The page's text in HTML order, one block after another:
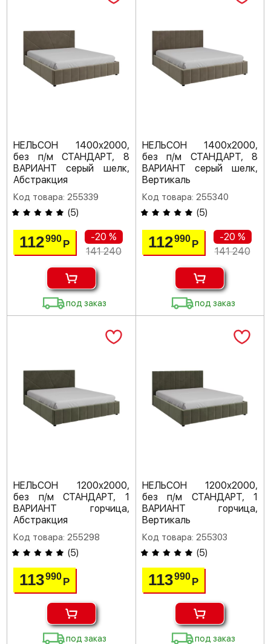
НЕЛЬСОН 1400х2000,
без п/м СТАНДАРТ, 8
ВАРИАНТ серый шелк,
Абстракция
Код товара: 255339
(5)
112990Р
-20 %
141 240
под заказ
НЕЛЬСОН 1400х2000,
без п/м СТАНДАРТ, 8
ВАРИАНТ серый шелк,
Вертикаль
Код товара: 255340
(5)
112990 Р
-20 %
141 240
под заказ
НЕЛЬСОН 1200х2000,
без п/м СТАНДАРТ, 1
ВАРИАНТ горчица,
Абстракция
Код товара: 255298
(5)
113990Р
под заказ
НЕЛЬСОН 1200х2000,
без п/м СТАНДАРТ, 1
ВАРИАНТ горчица,
Вертикаль
Код товара: 255303
(5)
113990 Р
под заказ